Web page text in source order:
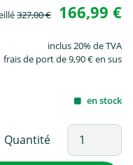
327,00 € 166,99 €
inclus 20% de TVA
frais de port de 9,90 € en sus
en stock
Quantité